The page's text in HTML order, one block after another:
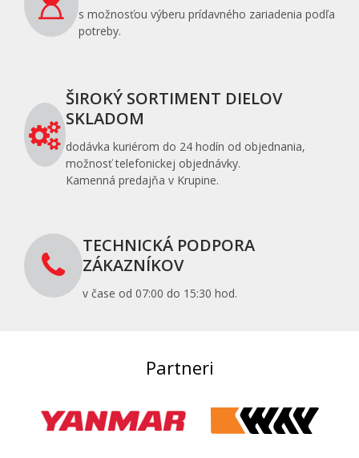
s možnosťou výberu prídavného zariadenia podľa
potreby.
ŠIROKÝ SORTIMENT DIELOV
SKLADOM
dodávka kuriérom do 24 hodín od objednania,
možnosť telefonickej objednávky.
Kamenná predajňa v Krupine.
TECHNICKÁ PODPORA
ZÁKAZNÍKOV
v čase od 07:00 do 15:30 hod.
Partneri